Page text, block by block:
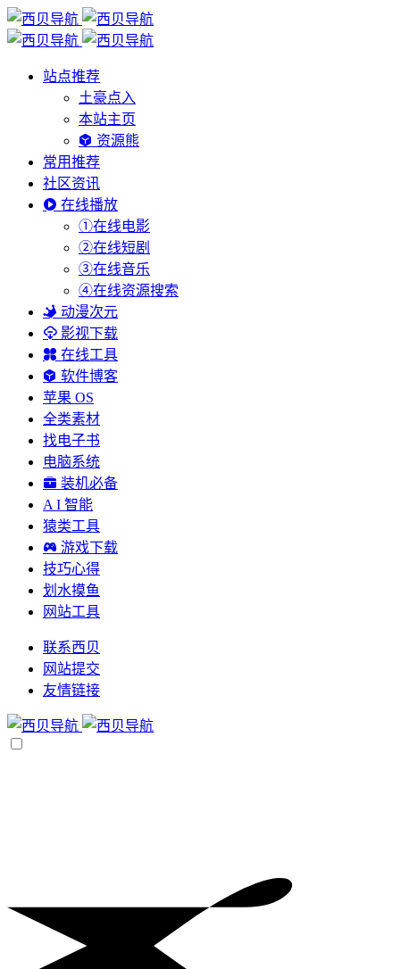
站点推荐
土豪点入
本站主页
资源熊
常用推荐
社区资讯
在线播放
①在线电影
②在线短剧
③在线音乐
④在线资源搜索
动漫次元
影视下载
在线工具
软件博客
苹果 OS
全类素材
找电子书
电脑系统
装机必备
A I 智能
猿类工具
游戏下载
技巧心得
划水摸鱼
网站工具
联系西贝
网站提交
友情链接